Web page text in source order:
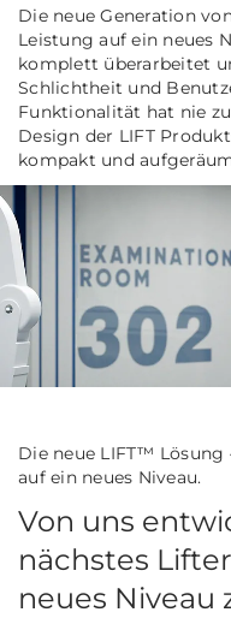
Die neue Generation
Leistung auf ein neues
komplett überarbeitet
Schlichtheit und
Funktionalität hat nie
Design der LIFT
kompakt und
Die neue LIFT™ Lösung
auf ein neues Niveau.
Von uns
nächstes
neues Niveau